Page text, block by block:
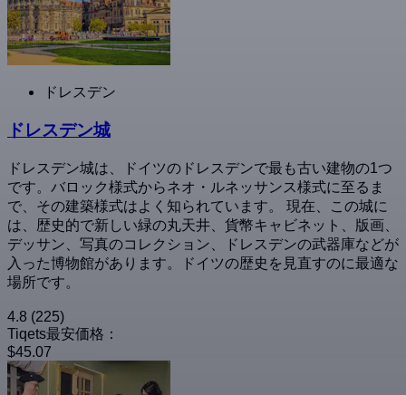
ドレスデン
ドレスデン城
ドレスデン城は、ドイツのドレスデンで最も古い建物の1つ
です。バロック様式からネオ・ルネッサンス様式に至るま
で、その建築様式はよく知られています。 現在、この城に
は、歴史的で新しい緑の丸天井、貨幣キャビネット、版画、
デッサン、写真のコレクション、ドレスデンの武器庫などが
入った博物館があります。ドイツの歴史を見直すのに最適な
場所です。
4.8 (225)
Tiqets最安価格：
$45.07